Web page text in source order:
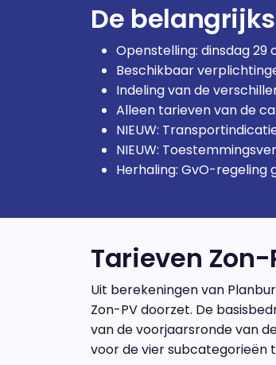
De
Openstelling: dinsdag 29
Beschikbaar
Indeling van de
Alleen tarieven van de
NIEUW:
NIEUW:
Herhaling: GvO-regeling
Tarieven
Uit berekeningen van
Zon-PV doorzet. De
van de voorjaarsronde van
voor de vier subcategorieën